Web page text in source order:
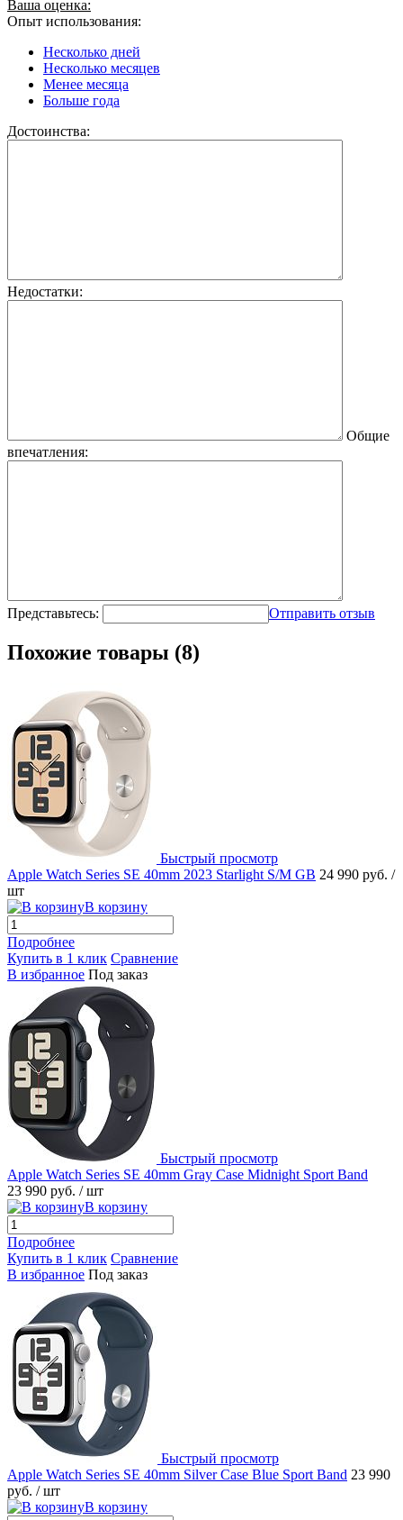
Ваша оценка:
Опыт использования:
Несколько дней
Несколько месяцев
Менее месяца
Больше года
Достоинства:
Недостатки:
Общие
впечатления:
Представьтесь: Отправить отзыв
Похожие товары (8)
Быстрый просмотр
Apple Watch Series SE 40mm 2023 Starlight S/M GB 24 990 руб. /
шт
В корзину
Подробнее
Купить в 1 клик Сравнение
В избранное Под заказ
Быстрый просмотр
Apple Watch Series SE 40mm Gray Case Midnight Sport Band
23 990 руб. / шт
В корзину
Подробнее
Купить в 1 клик Сравнение
В избранное Под заказ
Быстрый просмотр
Apple Watch Series SE 40mm Silver Case Blue Sport Band 23 990
руб. / шт
В корзину